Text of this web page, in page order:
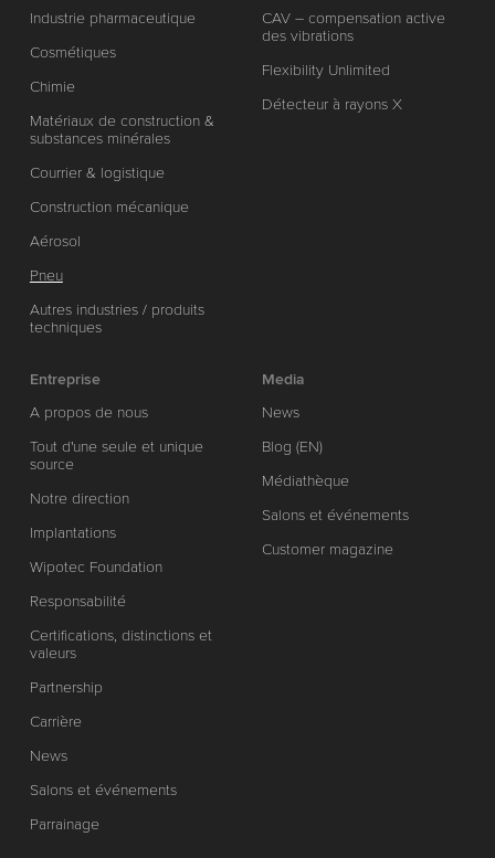
Industrie pharmaceutique
Cosmétiques
Chimie
Matériaux de construction &
substances minérales
Courrier & logistique
Construction mécanique
Aérosol
Pneu
Autres industries / produits
techniques
CAV – compensation active
des vibrations
Flexibility Unlimited
Détecteur à rayons X
Entreprise
A propos de nous
Tout d'une seule et unique
source
Notre direction
Implantations
Wipotec Foundation
Responsabilité
Certifications, distinctions et
valeurs
Partnership
Carrière
News
Salons et événements
Parrainage
Media
News
Blog (EN)
Médiathèque
Salons et événements
Customer magazine